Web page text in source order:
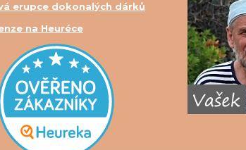
erupce dokonalých dárků
na Heuréce